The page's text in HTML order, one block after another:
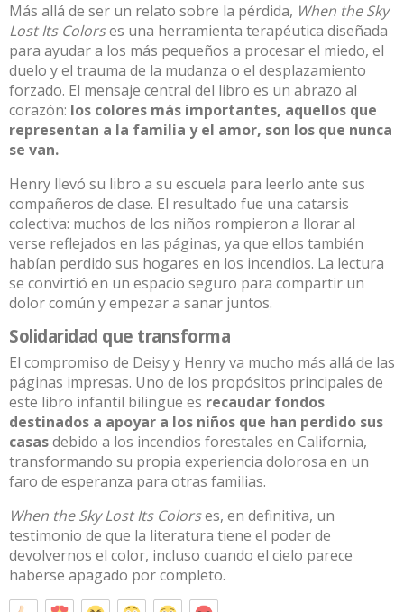
Más allá de ser un relato sobre la pérdida, When the Sky
Lost Its Colorses una herramienta terapéutica diseñada
para ayudar a los más pequeños a procesar el miedo, el
duelo y el trauma de la mudanza o el desplazamiento
forzado. El mensaje central del libro es un abrazo al
corazón: los colores más importantes, aquellos que
representan a la familia y el amor, son los que nunca
se van.
Henry llevó su libro a su escuela para leerlo ante sus
compañeros de clase. El resultado fue una catarsis
colectiva: muchos de los niños rompieron a llorar al
verse reflejados en las páginas, ya que ellos también
habían perdido sus hogares en los incendios. La lectura
se convirtió en un espacio seguro para compartir un
dolor común y empezar a sanar juntos.
Solidaridad que transforma
El compromiso de Deisy y Henry va mucho más allá de las
páginas impresas. Uno de los propósitos principales de
este libro infantil bilingüe es recaudar fondos
destinados a apoyar a los niños que han perdido sus
casasdebido a los incendios forestales en California,
transformando su propia experiencia dolorosa en un
faro de esperanza para otras familias.
When the Sky Lost Its Colorses, en definitiva, un
testimonio de que la literatura tiene el poder de
devolvernos el color, incluso cuando el cielo parece
haberse apagado por completo.